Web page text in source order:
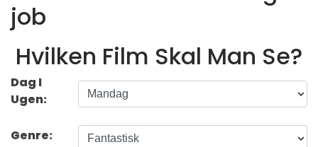
job
Hvilken Film Skal Man Se?
Dag I
Ugen:
Genre: